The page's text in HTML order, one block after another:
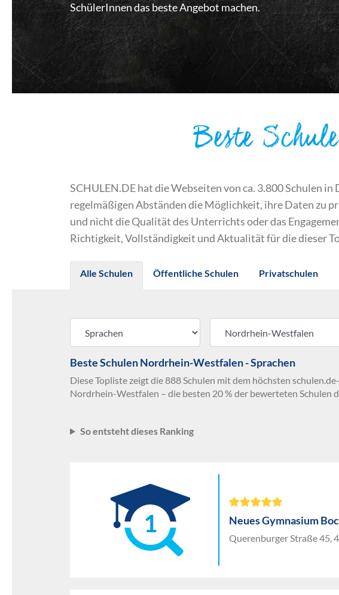
SchülerInnen das beste Angebot machen.
Beste
SCHULEN.DE hat die Webseiten von ca. 3.800 Schulen
regelmäßigen Abständen die Möglichkeit, ihre Daten zu
und nicht die Qualität des Unterrichts oder das
Richtigkeit, Vollständigkeit und Aktualität für die dieser
Alle Schulen Öffentliche Schulen Privatschulen
Beste Schulen Nordrhein-Westfalen - Sprachen
Diese Topliste zeigt die 888 Schulen mit dem höchsten
Nordrhein-Westfalen – die besten 20 % der bewerteten Schulen
So entsteht dieses Ranking
1 Neues Gymnasium
Querenburger Straße 45,